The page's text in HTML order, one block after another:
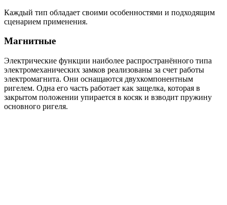
Каждый тип обладает своими особенностями и подходящим
сценарием применения.
Магнитные
Электрические функции наиболее распространённого типа
электромеханических замков реализованы за счет работы
электромагнита. Они оснащаются двухкомпонентным
ригелем. Одна его часть работает как защелка, которая в
закрытом положении упирается в косяк и взводит пружину
основного ригеля.